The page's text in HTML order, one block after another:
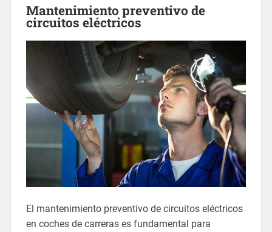
Mantenimiento preventivo de
circuitos eléctricos
El mantenimiento preventivo de circuitos eléctricos
en coches de carreras es fundamental para